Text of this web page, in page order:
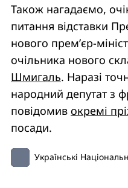
Також нагадаємо,
питання відставки
нового прем’єр-
очільника нового
Шмигаль. Наразі
народний депутат з
повідомив окремі
посади.
Українські